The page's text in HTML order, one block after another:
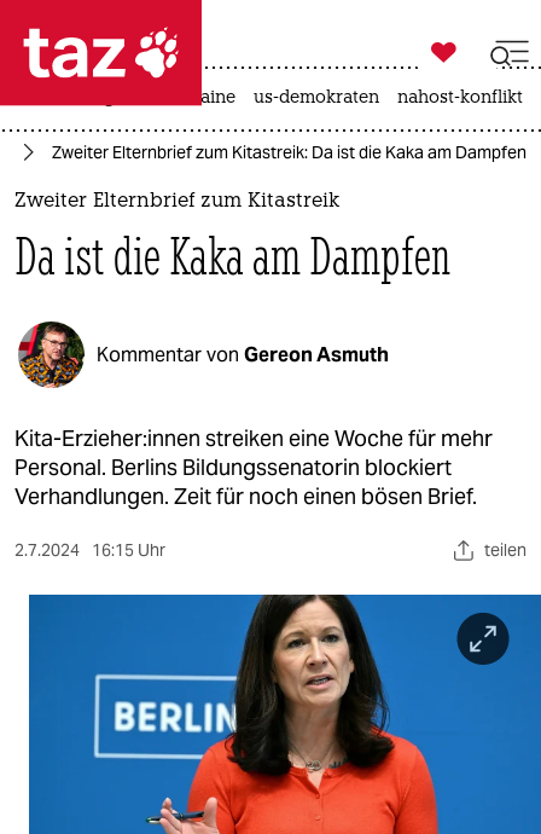
 taz zahl ich
taz zahl ich
politik
öko
gesellschaft
kultur
sport
berlin
nord

taz zahl ich
krieg in der ukraine us-demokraten nahost-konflikt
Zweiter Elternbrief zum Kitastreik: Da ist die Kaka am Dampfen
Zweiter Elternbrief zum Kitastreik
Da ist die Kaka am Dampfen
Kommentar von Gereon Asmuth
Kita-Er­zie­he­r:in­nen streiken eine Woche für mehr
Personal. Berlins Bildungssenatorin blockiert
Verhandlungen. Zeit für noch einen bösen Brief.
2.7.2024 16:15 Uhr teilen